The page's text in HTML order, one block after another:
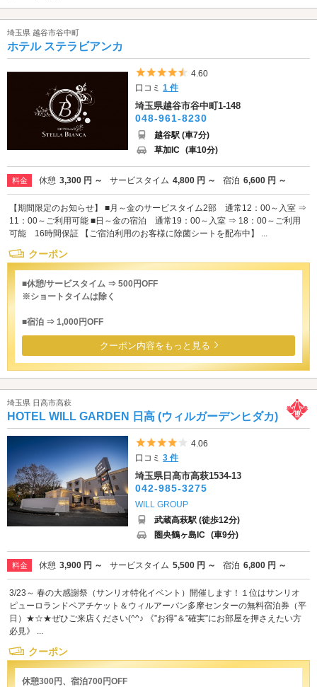
埼玉県 越谷市谷中町
ホテル ステラビアンカ
5つ星のうち4.5
4.60
口コミ1 件
埼玉県越谷市谷中町1-148
048-961-8230
越谷駅 (車7分)
草加IC (車10分)
料金 休憩 3,300 円 ～ サービスタイム 4,800 円 ～ 宿泊 6,600 円 ～
【期間限定のお知らせ】 ■月～金のサービスタイム2部 通常12：00～入室 ⇒
11：00～ご利用可能 ■日～金の宿泊 通常19：00～入室 ⇒ 18：00～ご利用
可能 16時間保証 【ご宿泊利用のお客様に除菌シートを配布中】 ...
クーポン
■休憩/サービスタイム ⇒ 500円OFF
※ショートタイムは除く
■宿泊 ⇒ 1,000円OFF
クーポン内容をもっと見る
埼玉県 日高市高萩
HOTEL WILL GARDEN 日高 (ウィルガーデンヒダカ)
5つ星のうち4
4.06
口コミ3 件
埼玉県日高市高萩1534-13
042-985-3275
WILL GROUP
武蔵高萩駅 (徒歩12分)
圏央鶴ヶ島IC (車9分)
料金 休憩 3,900 円 ～ サービスタイム 5,500 円 ～ 宿泊 6,800 円 ～
3/23～ 春の大感謝祭（サンリオ特化イベント）開催します！１位はサンリオ
ピューロランドペアチケット＆ウィルアーバン多摩センターの無料宿泊券（平
日）★☆★ぜひご来店ください(^^♪ 《”お得”＆”確実”にお部屋を押さえたい方
必見》 ...
クーポン
休憩300円、宿泊700円OFF